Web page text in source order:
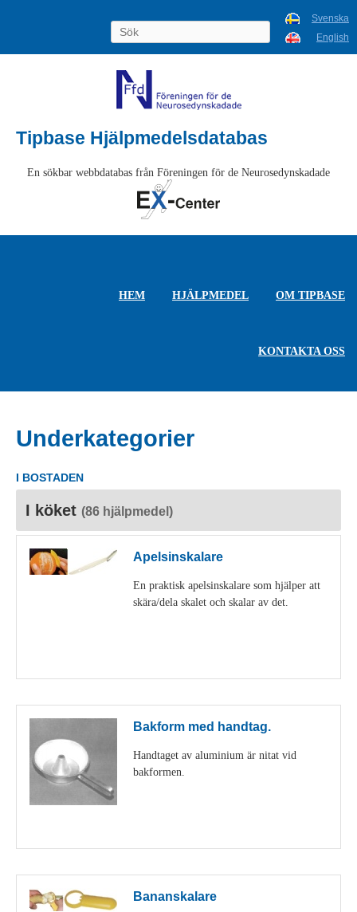
Svenska
English
Tipbase Hjälpmedelsdatabas
En sökbar webbdatabas från Föreningen för de Neurosedynskadade
HEM HJÄLPMEDEL OM TIPBASE
KONTAKTA OSS
Underkategorier
I BOSTADEN
I köket (86 hjälpmedel)
Apelsinskalare
En praktisk apelsinskalare som hjälper att
skära/dela skalet och skalar av det.
Bakform med handtag.
Handtaget av aluminium är nitat vid
bakformen.
Bananskalare